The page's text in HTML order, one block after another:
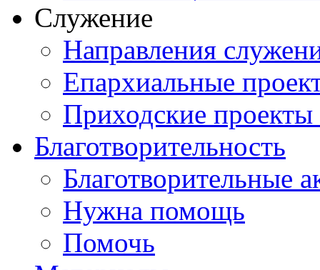
Служение
Направления
Епархиальные
Приходские
Благотворительность
Благотворительные
Нужна помощь
Помочь